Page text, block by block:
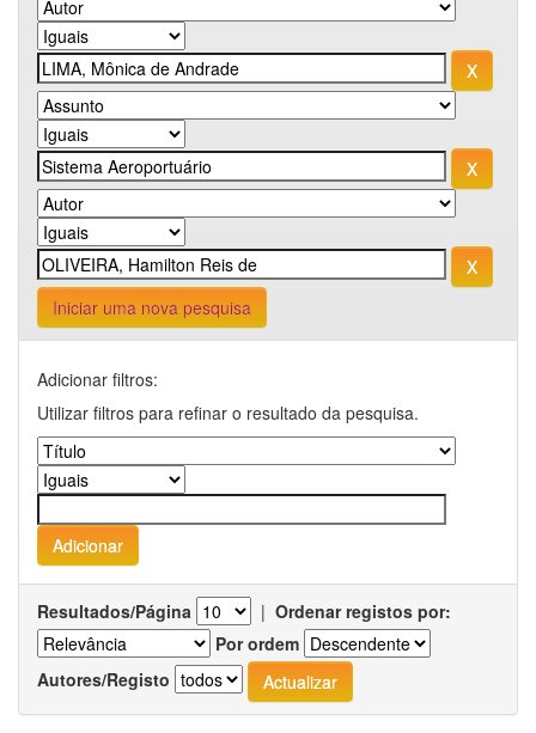
Iniciar uma nova pesquisa
Adicionar filtros:
Utilizar filtros para refinar o resultado da pesquisa.
Resultados/Página | Ordenar registos por:
Por ordem
Autores/Registo